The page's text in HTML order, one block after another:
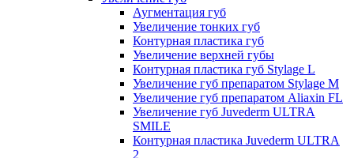
Аугментация губ
Увеличение тонких губ
Контурная пластика губ
Увеличение верхней губы
Контурная пластика губ Stylage L
Увеличение губ препаратом Stylage M
Увеличение губ препаратом Aliaxin FL
Увеличение губ Juvederm ULTRA
SMILE
Контурная пластика Juvederm ULTRA
2